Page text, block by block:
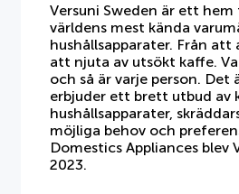
Versuni Sweden är ett hem
världens mest kända
hushållsapparater. Från
att njuta av utsökt kaffe.
och så är varje person. Det
erbjuder ett brett utbud av
hushållsapparater,
möjliga behov och
Domestics Appliances blev
2023.